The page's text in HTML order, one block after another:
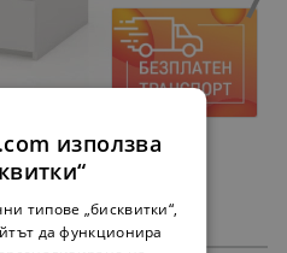
ЧЕКМЕДЖЕТА АЛФА БЯЛО - ЗА 45 СМ
€
използва
типове „бисквитки“,
да функционира